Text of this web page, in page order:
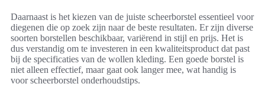
Daarnaast is het kiezen van de juiste scheerborstel essentieel voor
diegenen die op zoek zijn naar de beste resultaten. Er zijn diverse
soorten borstellen beschikbaar, variërend in stijl en prijs. Het is
dus verstandig om te investeren in een kwaliteitsproduct dat past
bij de specificaties van de wollen kleding. Een goede borstel is
niet alleen effectief, maar gaat ook langer mee, wat handig is
voor scheerborstel onderhoudstips.